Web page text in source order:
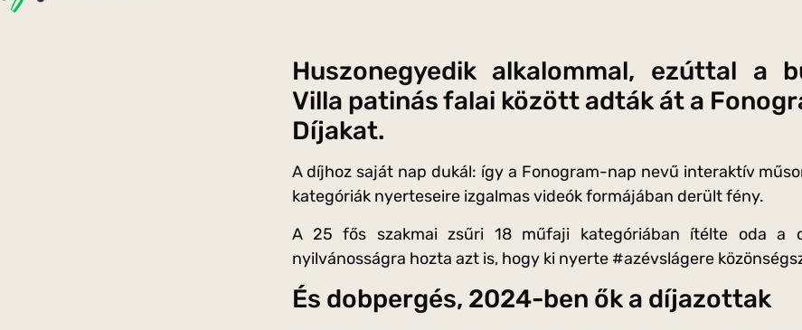
Huszonegyedik alkalommal, ezúttal a
Villa patinás falai között adták át a
Díjakat.
A díjhoz saját nap dukál: így a Fonogram-nap nevű interaktív
kategóriák nyerteseire izgalmas videók formájában derült fény.
A 25 fős szakmai zsűri 18 műfaji kategóriában ítélte oda a
nyilvánosságra hozta azt is, hogy ki nyerte #azévslágere
És dobpergés, 2024-ben ők a díjazottak